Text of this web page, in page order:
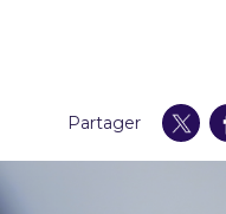
Partager